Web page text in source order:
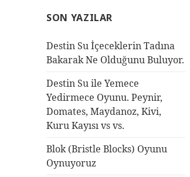
:
SON YAZILAR
Destin Su İçeceklerin Tadına
Bakarak Ne Olduğunu Buluyor.
Destin Su ile Yemece
Yedirmece Oyunu. Peynir,
Domates, Maydanoz, Kivi,
Kuru Kayısı vs vs.
Blok (Bristle Blocks) Oyunu
Oynuyoruz